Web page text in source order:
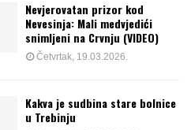
Nevjerovatan prizor kod
Nevesinja: Mali medvjedići
snimljeni na Crvnju (VIDEO)
Četvrtak, 19.03.2026.
Kakva je sudbina stare bolnice
u Trebinju